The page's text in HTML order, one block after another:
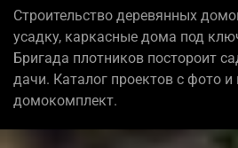
Строительство деревянных
усадку, каркасные дома под
Бригада плотников постороит
дачи. Каталог проектов с фото и
домокомплект.